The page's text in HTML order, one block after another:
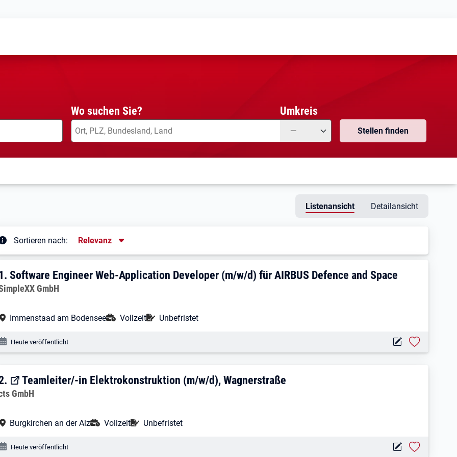
Wo suchen Sie? Umkreis
— Stellen finden
Listenansicht Detailansicht
Sortieren nach: Sortierung
Relevanz
Ergebnis: Software Engineer Web-Application Developer (m/w/d) für AIRBUS
Software Engineer Web-Application Developer (m/w/d) für AIRBUS Defence and Space
GmbH
Arbeitsort:
Immenstaad am Bodensee Anstellungsart:
Vollzeit Befristung:
Unbefristet
Veröffentlichungsdatum:
Heute veröffentlicht
Ergebnis: Teamleiter/-in Elektrokonstruktion (m/w/d), Wagnerstraße
Teamleiter/-in Elektrokonstruktion (m/w/d), Wagnerstraße
GmbH
Arbeitsort:
Burgkirchen an der Alz Anstellungsart:
Vollzeit Befristung:
Unbefristet
Veröffentlichungsdatum:
Heute veröffentlicht